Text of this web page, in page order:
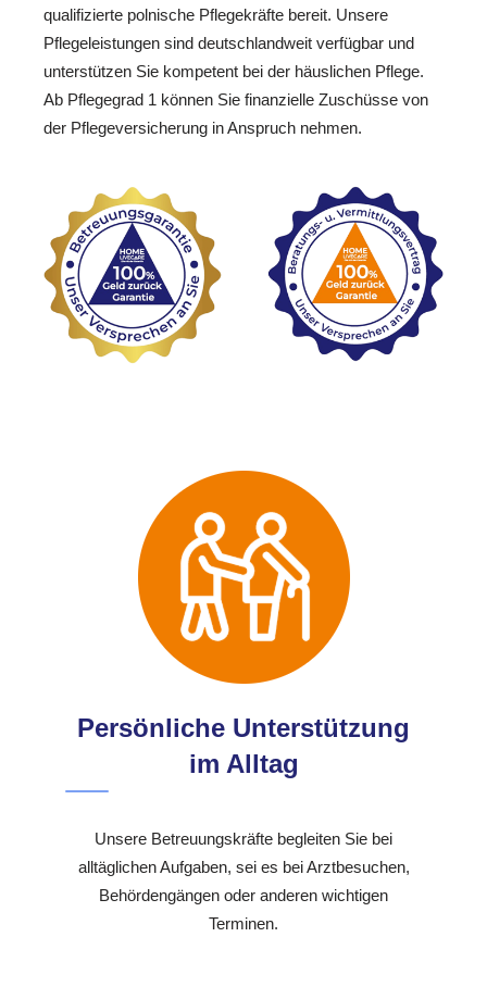
qualifizierte polnische Pflegekräfte bereit. Unsere
Pflegeleistungen sind deutschlandweit verfügbar und
unterstützen Sie kompetent bei der häuslichen Pflege.
Ab Pflegegrad 1 können Sie finanzielle Zuschüsse von
der Pflegeversicherung in Anspruch nehmen.
Persönliche Unterstützung
im Alltag
Unsere Betreuungskräfte begleiten Sie bei
alltäglichen Aufgaben, sei es bei Arztbesuchen,
Behördengängen oder anderen wichtigen
Terminen.